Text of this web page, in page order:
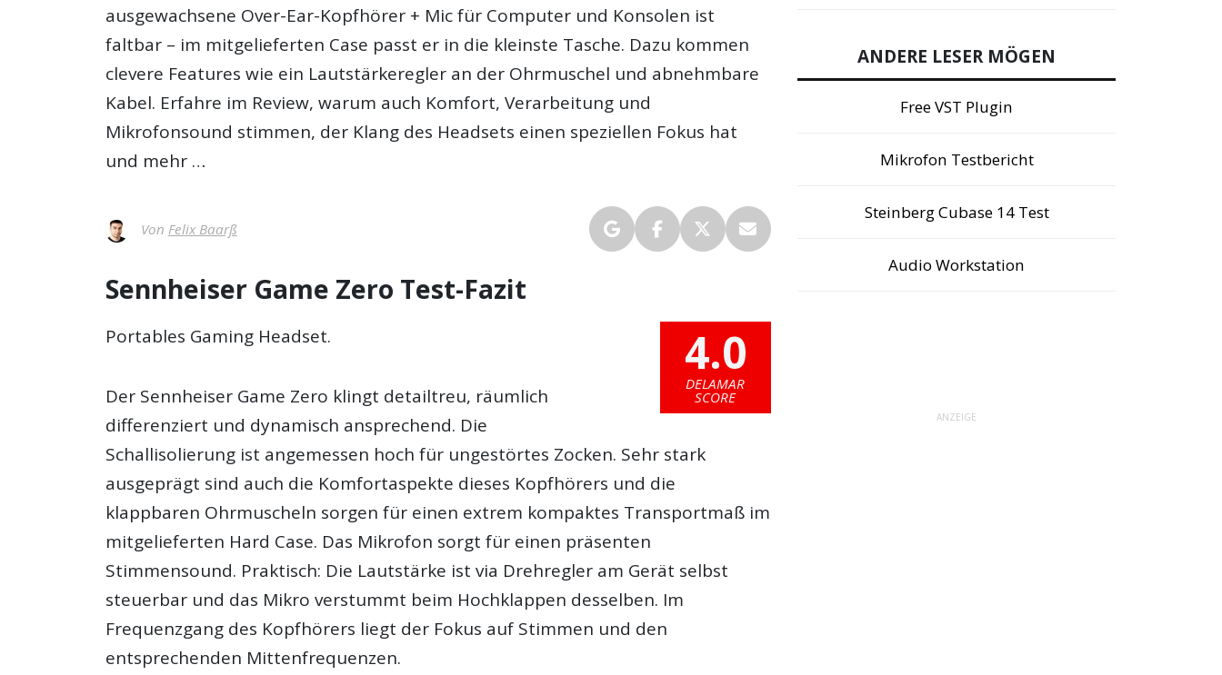
ausgewachsene Over-Ear-Kopfhörer + Mic für Computer und Konsolen ist
faltbar – im mitgelieferten Case passt er in die kleinste Tasche. Dazu kommen
clevere Features wie ein Lautstärkeregler an der Ohrmuschel und abnehmbare
Kabel. Erfahre im Review, warum auch Komfort, Verarbeitung und
Mikrofonsound stimmen, der Klang des Headsets einen speziellen Fokus hat
und mehr …
Von Felix Baarß
Sennheiser Game Zero Test-Fazit
4.0
DELAMAR
SCORE
Portables Gaming Headset.
Der Sennheiser Game Zero klingt detailtreu, räumlich
differenziert und dynamisch ansprechend. Die
Schallisolierung ist angemessen hoch für ungestörtes Zocken. Sehr stark
ausgeprägt sind auch die Komfortaspekte dieses Kopfhörers und die
klappbaren Ohrmuscheln sorgen für einen extrem kompaktes Transportmaß im
mitgelieferten Hard Case. Das Mikrofon sorgt für einen präsenten
Stimmensound. Praktisch: Die Lautstärke ist via Drehregler am Gerät selbst
steuerbar und das Mikro verstummt beim Hochklappen desselben. Im
Frequenzgang des Kopfhörers liegt der Fokus auf Stimmen und den
entsprechenden Mittenfrequenzen.
ANDERE LESER MÖGEN
Free VST Plugin
Mikrofon Testbericht
Steinberg Cubase 14 Test
Audio Workstation
ANZEIGE